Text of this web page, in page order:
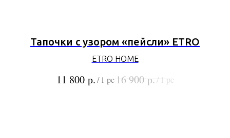
Тапочки с узором «пейсли» ETRO
ETRO HOME
11 800 р./ 1 pc16 900 р./1 pc